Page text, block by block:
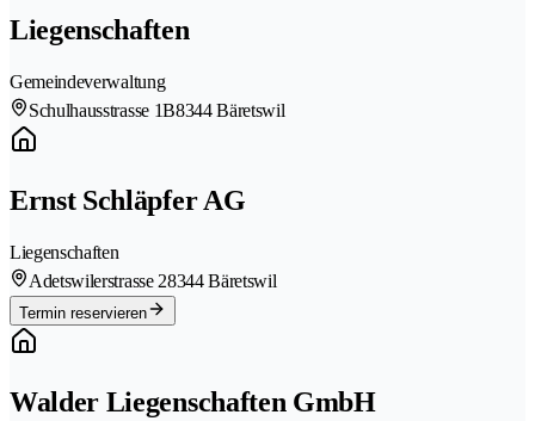
Liegenschaften
Gemeindeverwaltung
Schulhausstrasse 1B8344 Bäretswil
Ernst Schläpfer AG
Liegenschaften
Adetswilerstrasse 28344 Bäretswil
Termin reservieren
Walder Liegenschaften GmbH